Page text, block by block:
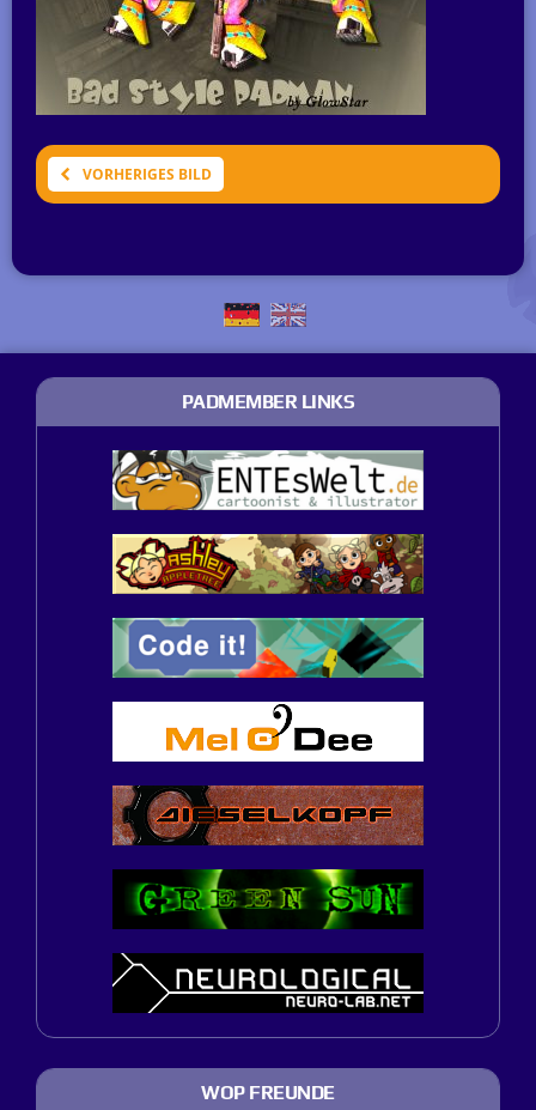
VORHERIGES BILD
PADMEMBER LINKS
WOP FREUNDE